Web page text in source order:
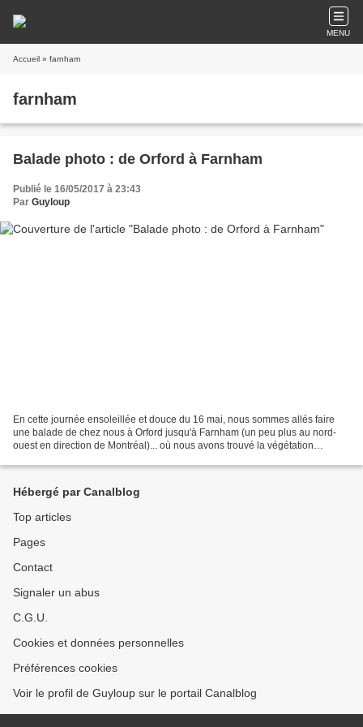
MENU
Accueil » farnham
farnham
Balade photo : de Orford à Farnham
Publié le 16/05/2017 à 23:43
Par Guyloup
En cette journée ensoleillée et douce du 16 mai, nous sommes allés faire
une balade de chez nous à Orford jusqu'à Farnham (un peu plus au nord-
ouest en direction de Montréal)... où nous avons trouvé la végétation
Hébergé par Canalblog
Top articles
Pages
Contact
Signaler un abus
C.G.U.
Cookies et données personnelles
Préférences cookies
Voir le profil de Guyloup sur le portail Canalblog